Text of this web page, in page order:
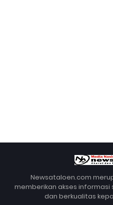
Newsataloen.com
memberikan akses
dan berkualitas